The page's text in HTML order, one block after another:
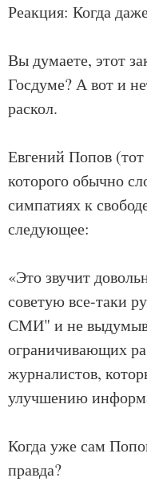
Реакция: Когда
Вы думаете, этот
Госдуме? А вот и
раскол.
Евгений Попов
которого обычно
симпатиях к
следующее:
«Это звучит
советую все-таки
СМИ" и не
ограничивающих
журналистов,
улучшению
Когда уже сам
правда?